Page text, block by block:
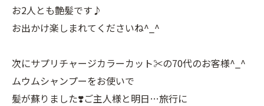
お2人とも艶髪です♪
お出かけ楽しまれてくださいね^_^
次にサプリチャージカラーカット✂️の70代のお客様^_^
ムウムシャンプーをお使いで
髪が蘇りました❣️ご主人様と明日…旅行に